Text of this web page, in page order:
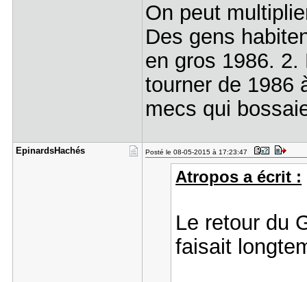
On peut
Des gens
en gros 1986.
tourner de 1986
mecs qui
EpinardsHa​chés Posté le 08-05-2015 à 17:23:47
Atropos a écrit :
Le retour du
faisait